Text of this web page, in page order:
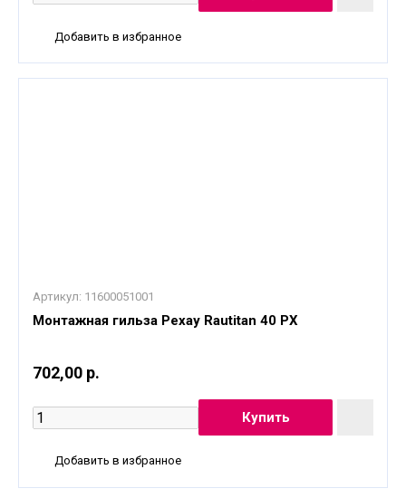
Добавить в избранное
Артикул: 11600051001
Монтажная гильза Рехау Rautitan 40 PX
702,00 р.
Добавить в избранное